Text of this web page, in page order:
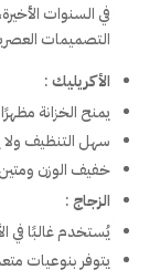
في السنوات
التصميمات
الأكريليك:
يمنح الخزانة
سهل التنظيف ولا
خفيف الوزن
الزجاج:
يُستخدم غالبًا في
يتوفر بنوعيات